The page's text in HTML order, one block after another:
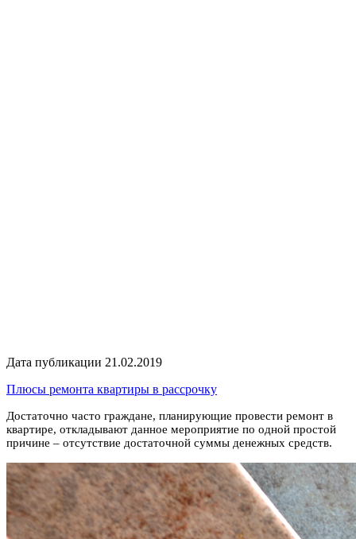
Дата публикации 21.02.2019
Плюсы ремонта квартиры в рассрочку
Достаточно часто граждане, планирующие провести ремонт в
квартире, откладывают данное мероприятие по одной простой
причине – отсутствие достаточной суммы денежных средств.